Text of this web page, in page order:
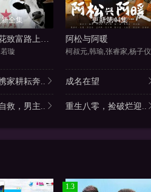
新全集
八零姐妹花致富路上捡个他
璇
更新第44集
阿松与阿暖
柯叔元,韩瑜,张睿家,杨子仪
家耕耘奔.. 成名在望
救，男主.. 重生八零，捡破烂迎..
1.3